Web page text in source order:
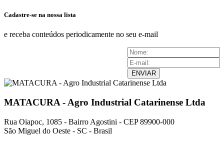
Cadastre-se na nossa lista
e receba conteúdos periodicamente no seu e-mail
ENVIAR
MATACURA - Agro Industrial Catarinense Ltda
Rua Oiapoc, 1085 - Bairro Agostini - CEP 89900-000
São Miguel do Oeste - SC - Brasil